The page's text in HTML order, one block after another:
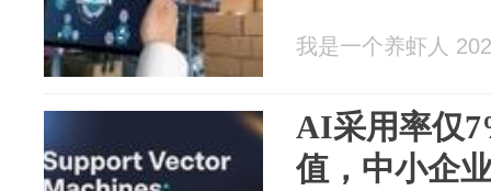
我是一个养虾人
AI采用率仅
值，中小企